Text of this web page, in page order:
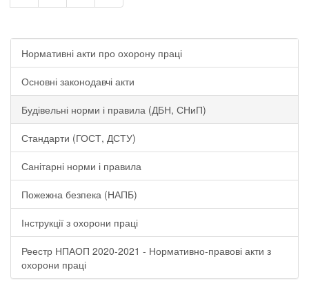
Нормативні акти про охорону праці
Основні законодавчі акти
Будівельні норми і правила (ДБН, СНиП)
Стандарти (ГОСТ, ДСТУ)
Санітарні норми і правила
Пожежна безпека (НАПБ)
Інструкції з охорони праці
Реестр НПАОП 2020-2021 - Нормативно-правові акти з
охорони праці